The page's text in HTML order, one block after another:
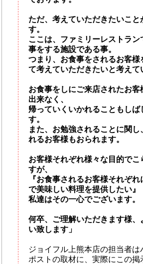
ただ、考えていただきたいこと
す。
ここは、ファミリーレストラン
事をする施設である事。
つまり、お食事をされるお客様
て考えていただきたいと考えて
お食事をしにご来店されたお客
出来なく、
帰っていくいかれることもしば
す。
また、お勉強されることに関し
れるお客様もおられます。
お客様それぞれ様々な目的でこ
すが、
『お食事されるお客様それぞ
で美味しい料理を提供したい』
私達はその一心でございます。
何卒、ご理解いただきます様、
い致します」
ジョイフル上熊本店の担当者は
ポストの取材に、実際にこの掲